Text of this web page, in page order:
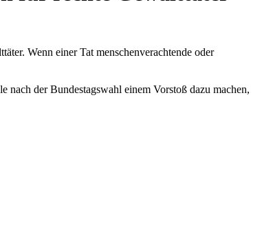
Wenn einer Tat menschenverachtende oder
nach der Bundestagswahl einem Vorstoß dazu machen,